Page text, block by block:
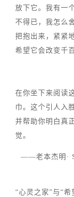
放下它。我有一
不得已，我怎么
把抱出来，紧紧
希望它会改变千
在你坐下来阅读
巾。这个引人入
并帮助你明白真
觉。
——老本杰明·
“心灵之家”与“